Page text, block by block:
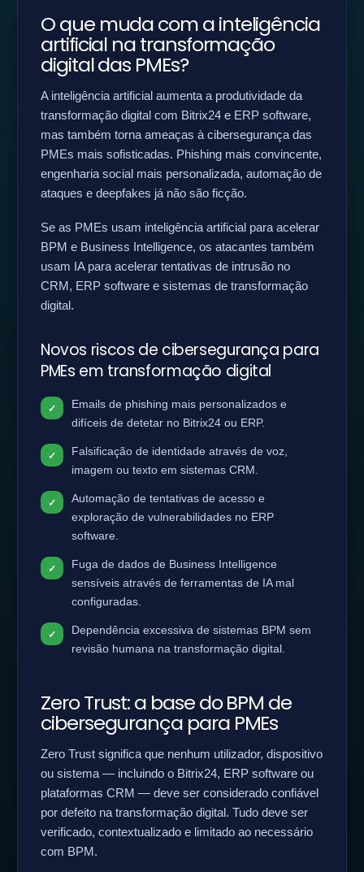
O que muda com a inteligência
artificial na transformação
digital das PMEs?
A inteligência artificial aumenta a produtividade da
transformação digital com Bitrix24 e ERP software,
mas também torna ameaças à cibersegurança das
PMEs mais sofisticadas. Phishing mais convincente,
engenharia social mais personalizada, automação de
ataques e deepfakes já não são ficção.
Se as PMEs usam inteligência artificial para acelerar
BPM e Business Intelligence, os atacantes também
usam IA para acelerar tentativas de intrusão no
CRM, ERP software e sistemas de transformação
digital.
Novos riscos de cibersegurança para
PMEs em transformação digital
Emails de phishing mais personalizados e
difíceis de detetar no Bitrix24 ou ERP.
Falsificação de identidade através de voz,
imagem ou texto em sistemas CRM.
Automação de tentativas de acesso e
exploração de vulnerabilidades no ERP
software.
Fuga de dados de Business Intelligence
sensíveis através de ferramentas de IA mal
configuradas.
Dependência excessiva de sistemas BPM sem
revisão humana na transformação digital.
Zero Trust: a base do BPM de
cibersegurança para PMEs
Zero Trust significa que nenhum utilizador, dispositivo
ou sistema — incluindo o Bitrix24, ERP software ou
plataformas CRM — deve ser considerado confiável
por defeito na transformação digital. Tudo deve ser
verificado, contextualizado e limitado ao necessário
com BPM.